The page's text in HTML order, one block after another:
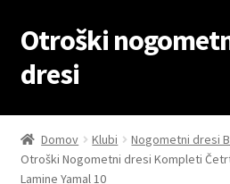
Skip
to
navigation
Skip
to
content
Otroški
dresi
Domov
Blog
Domov Klubi
Nogometni dresi
Otroški Nogometni dresi Kompleti
Lamine Yamal 10